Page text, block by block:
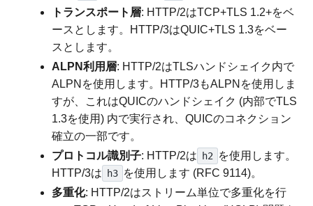
トランスポート層: HTTP/2はTCP+TLS 1.2+をベ
ースとします。HTTP/3はQUIC+TLS 1.3をベー
スとします。
ALPN利用層: HTTP/2はTLSハンドシェイク内で
ALPNを使用します。HTTP/3もALPNを使用しま
すが、これはQUICのハンドシェイク (内部でTLS
1.3を使用) 内で実行され、QUICのコネクション
確立の一部です。
プロトコル識別子: HTTP/2は h2
を使用します。
HTTP/3は
h3 を使用します (RFC 9114)。
多重化: HTTP/2はストリーム単位で多重化を行